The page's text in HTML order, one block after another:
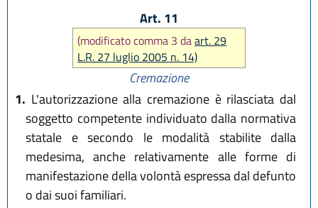
Art. 11
(modificato comma 3 daart. 29
L.R. 27 luglio 2005 n. 14)
Cremazione
1. L'autorizzazione alla cremazione è rilasciata dal
soggetto competente individuato dalla normativa
statale e secondo le modalità stabilite dalla
medesima, anche relativamente alle forme di
manifestazione della volontà espressa dal defunto
o dai suoi familiari.